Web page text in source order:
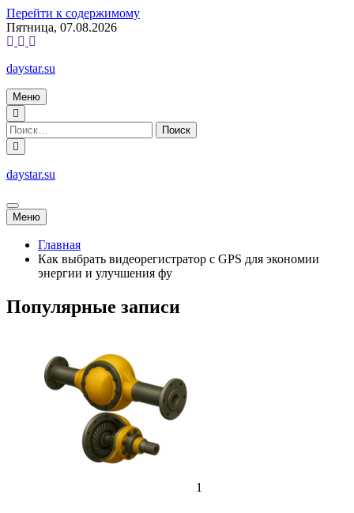
Перейти к содержимому
Пятница, 07.08.2026
daystar.su
Меню
daystar.su
Меню
Главная
Как выбрать видеорегистратор с GPS для экономии
энергии и улучшения фу
Популярные записи
1